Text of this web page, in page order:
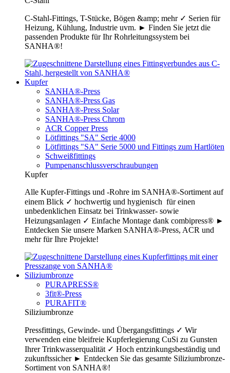
C-Stahl-Fittings, T-Stücke, Bögen &amp; mehr ✓ Serien für
Heizung, Kühlung, Industrie uvm. ► Finden Sie jetzt die
passenden Produkte für Ihr Rohrleitungssystem bei
SANHA®!
Kupfer
SANHA®-Press
SANHA®-Press Gas
SANHA®-Press Solar
SANHA®-Press Chrom
ACR Copper Press
Lötfittings "SA" Serie 4000
Lötfittings "SA" Serie 5000 und Fittings zum Hartlöten
Schweißfittings
Pumpenanschlussverschraubungen
Kupfer
Alle Kupfer-Fittings und -Rohre im SANHA®-Sortiment auf
einem Blick ✓ hochwertig und hygienisch für einen
unbedenklichen Einsatz bei Trinkwasser- sowie
Heizungsanlagen ✓ Einfache Montage dank combipress® ►
Entdecken Sie unsere Marken SANHA®-Press, ACR und
mehr für Ihre Projekte!
Siliziumbronze
PURAPRESS®
3fit®-Press
PURAFIT®
Siliziumbronze
Pressfittings, Gewinde- und Übergangsfittings ✓ Wir
verwenden eine bleifreie Kupferlegierung CuSi zu Gunsten
Ihrer Trinkwasserqualität ✓ Hoch entzinkungsbeständig und
zukunftssicher ► Entdecken Sie das gesamte Siliziumbronze-
Sortiment von SANHA®!